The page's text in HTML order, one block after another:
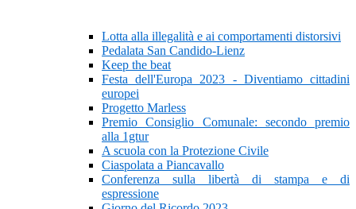
Lotta alla illegalità e ai comportamenti distorsivi
Pedalata San Candido-Lienz
Keep the beat
Festa dell'Europa 2023 - Diventiamo cittadini
europei
Progetto Marless
Premio Consiglio Comunale: secondo premio
alla 1gtur
A scuola con la Protezione Civile
Ciaspolata a Piancavallo
Conferenza sulla libertà di stampa e di
espressione